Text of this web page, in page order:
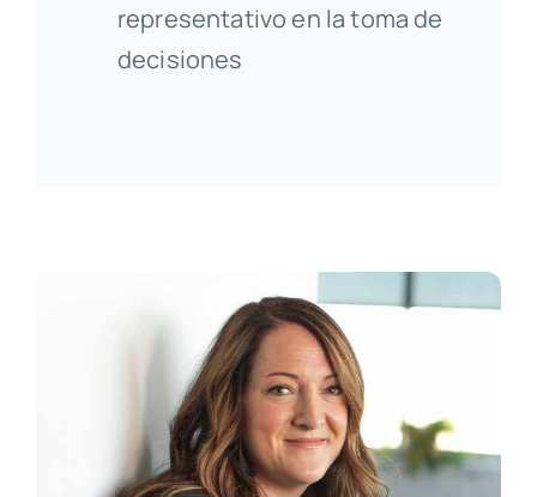
representativo en la toma de
decisiones